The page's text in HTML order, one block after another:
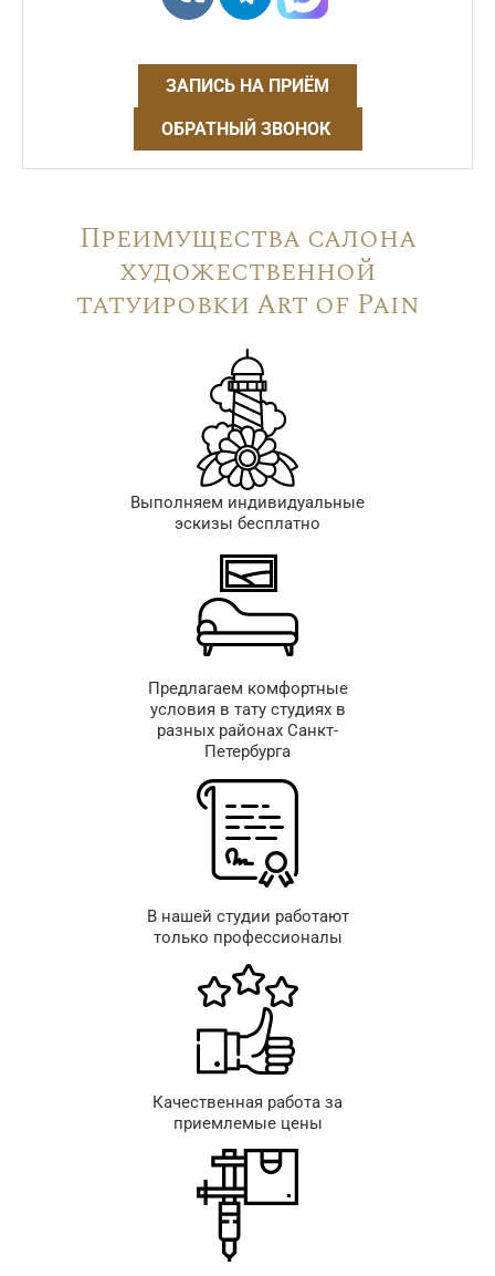
ЗАПИСЬ НА ПРИЁМ
ОБРАТНЫЙ ЗВОНОК
Преимущества салона
художественной
татуировки Art of Pain
Выполняем индивидуальные
эскизы бесплатно
Предлагаем комфортные
условия в тату студиях в
разных районах Санкт-
Петербурга
В нашей студии работают
только профессионалы
Качественная работа за
приемлемые цены